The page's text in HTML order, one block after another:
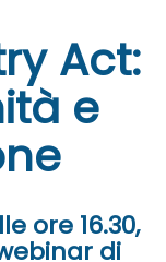
Act:
e
ore 16.30,
di